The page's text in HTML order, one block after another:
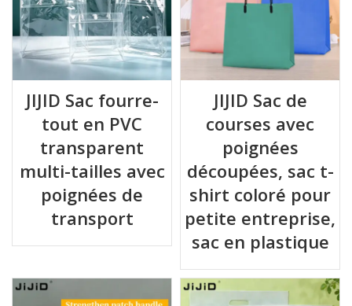
JIJID Sac fourre-
tout en PVC
transparent
multi-tailles avec
poignées de
transport
JIJID Sac de
courses avec
poignées
découpées, sac t-
shirt coloré pour
petite entreprise,
sac en plastique